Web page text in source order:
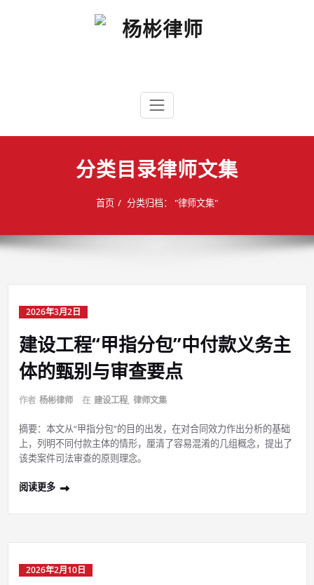
分类目录律师文集
首页 分类归档： "律师文集"
2026年3月2日
建设工程“甲指分包”中付款义务主
体的甄别与审查要点
作者 杨彬律师 在 建设工程, 律师文集
摘要：本文从“甲指分包”的目的出发，在对合同效力作出分析的基础
上，列明不同付款主体的情形，厘清了容易混淆的几组概念，提出了
该类案件司法审查的原则理念。
阅读更多
2026年2月10日